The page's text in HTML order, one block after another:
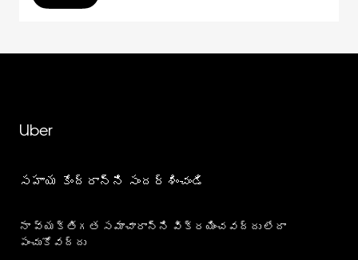
Uber
సహాయ కేంద్రాన్ని సందర్శించండి
నా వ్యక్తిగత సమాచారాన్ని విక్రయించవద్దు లేదా
పంచుకోవద్దు